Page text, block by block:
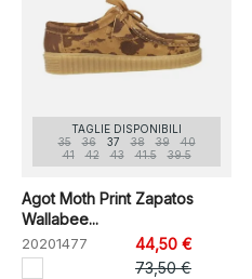
TAGLIE DISPONIBILI
35
36 37 38 39
40
41
42 43 41.5 39.5
Agot Moth Print Zapatos
Wallabee...
20201477
44,50 €
73,50 €